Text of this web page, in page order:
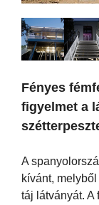
Fényes
figyelmet a
A
kívánt,
táj látványát. A